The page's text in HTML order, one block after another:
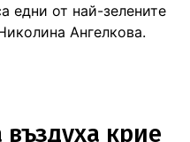
едни от най-зелените
Ангелкова.
крие